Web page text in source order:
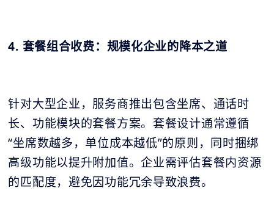
4. 套餐组合收费：规模化企业的降本之道
针对大型企业，服务商推出包含坐席、通话时
长、功能模块的套餐方案。套餐设计通常遵循
“坐席数越多，单位成本越低”的原则，同时捆绑
高级功能以提升附加值。企业需评估套餐内资源
的匹配度，避免因功能冗余导致浪费。